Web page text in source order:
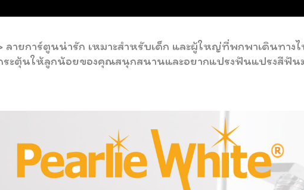
ลายการ์ตูนน่ารัก เหมาะสำหรับเด็ก และผู้ใหญ่ที่พกพาเดินทา
ระตุ้นให้ลูกน้อยของคุณสนุกสนานและอยากแปรงฟันแปรงสีฟัน